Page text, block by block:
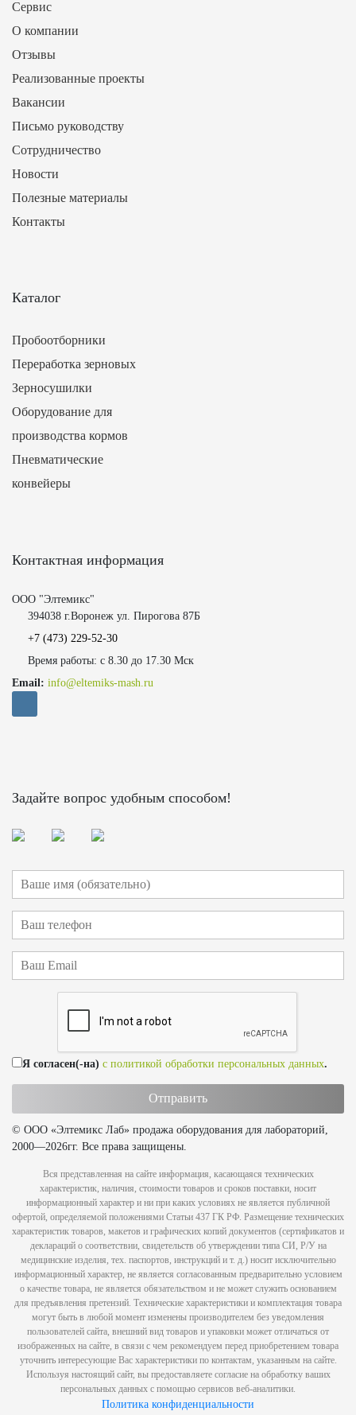
Сервис
О компании
Отзывы
Реализованные проекты
Вакансии
Письмо руководству
Сотрудничество
Новости
Полезные материалы
Контакты
Каталог
Пробоотборники
Переработка зерновых
Зерносушилки
Оборудование для
производства кормов
Пневматические
конвейеры
Контактная информация
ООО "Элтемикс"
394038 г.Воронеж ул. Пирогова 87Б
+7 (473) 229-52-30
Время работы: с 8.30 до 17.30 Мск
Email: info@eltemiks-mash.ru
Задайте вопрос удобным способом!
Я согласен(-на) с политикой обработки персональных данных.
© ООО «Элтемикс Лаб» продажа оборудования для лабораторий,
2000—2026гг. Все права защищены.
Вся представленная на сайте информация, касающаяся технических
характеристик, наличия, стоимости товаров и сроков поставки, носит
информационный характер и ни при каких условиях не является публичной
офертой, определяемой положениями Статьи 437 ГК РФ. Размещение технических
характеристик товаров, макетов и графических копий документов (сертификатов и
деклараций о соответствии, свидетельств об утверждении типа СИ, Р/У на
медицинские изделия, тех. паспортов, инструкций и т. д.) носит исключительно
информационный характер, не является согласованным предварительно условием
о качестве товара, не является обязательством и не может служить основанием
для предъявления претензий. Технические характеристики и комплектация товара
могут быть в любой момент изменены производителем без уведомления
пользователей сайта, внешний вид товаров и упаковки может отличаться от
изображенных на сайте, в связи с чем рекомендуем перед приобретением товара
уточнить интересующие Вас характеристики по контактам, указанным на сайте.
Используя настоящий сайт, вы предоставляете согласие на обработку ваших
персональных данных с помощью сервисов веб-аналитики.
Политика конфиденциальности